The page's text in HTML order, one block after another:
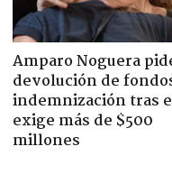
Amparo Noguera
devolución de
indemnización tras
exige más de $500
millones